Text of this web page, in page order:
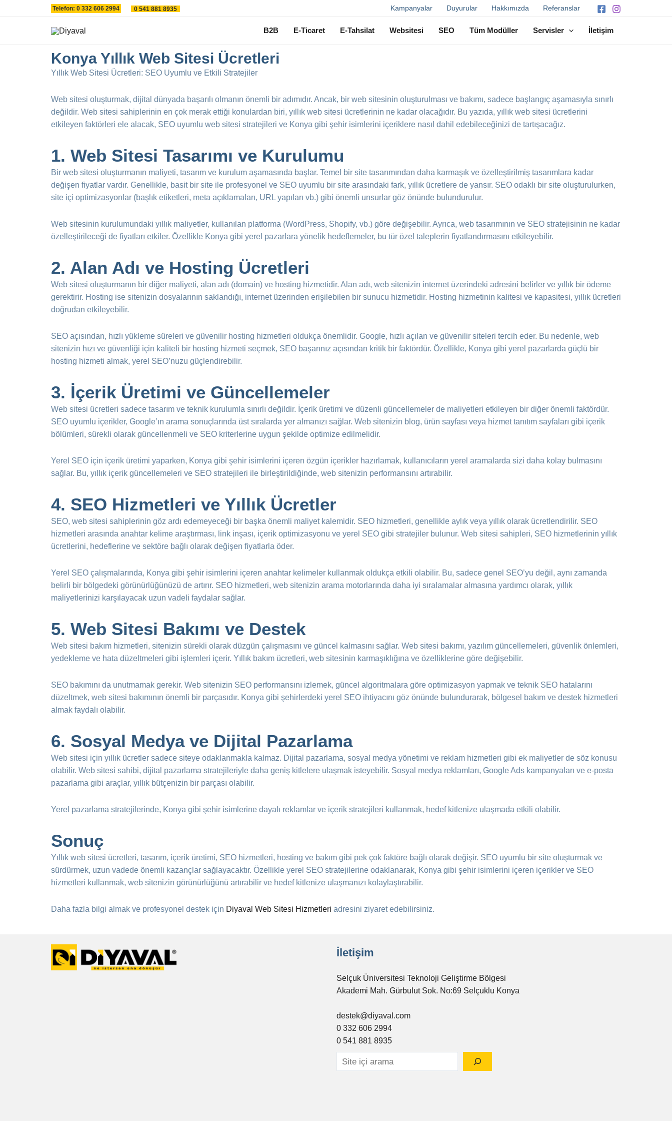
Telefon: 0 332 606 2994 0 541 881 8935 Kampanyalar Duyurular Hakkımızda Referanslar
B2B E-Ticaret E-Tahsilat Websitesi SEO Tüm Modüller Servisler İletişim
Konya Yıllık Web Sitesi Ücretleri
Yıllık Web Sitesi Ücretleri: SEO Uyumlu ve Etkili Stratejiler
Web sitesi oluşturmak, dijital dünyada başarılı olmanın önemli bir adımıdır. Ancak, bir web sitesinin oluşturulması ve bakımı, sadece başlangıç aşamasıyla sınırlı
değildir. Web sitesi sahiplerinin en çok merak ettiği konulardan biri, yıllık web sitesi ücretlerinin ne kadar olacağıdır. Bu yazıda, yıllık web sitesi ücretlerini
etkileyen faktörleri ele alacak, SEO uyumlu web sitesi stratejileri ve Konya gibi şehir isimlerini içeriklere nasıl dahil edebileceğinizi de tartışacağız.
1. Web Sitesi Tasarımı ve Kurulumu
Bir web sitesi oluşturmanın maliyeti, tasarım ve kurulum aşamasında başlar. Temel bir site tasarımından daha karmaşık ve özelleştirilmiş tasarımlara kadar
değişen fiyatlar vardır. Genellikle, basit bir site ile profesyonel ve SEO uyumlu bir site arasındaki fark, yıllık ücretlere de yansır. SEO odaklı bir site oluşturulurken,
site içi optimizasyonlar (başlık etiketleri, meta açıklamaları, URL yapıları vb.) gibi önemli unsurlar göz önünde bulundurulur.
Web sitesinin kurulumundaki yıllık maliyetler, kullanılan platforma (WordPress, Shopify, vb.) göre değişebilir. Ayrıca, web tasarımının ve SEO stratejisinin ne kadar
özelleştirileceği de fiyatları etkiler. Özellikle Konya gibi yerel pazarlara yönelik hedeflemeler, bu tür özel taleplerin fiyatlandırmasını etkileyebilir.
2. Alan Adı ve Hosting Ücretleri
Web sitesi oluşturmanın bir diğer maliyeti, alan adı (domain) ve hosting hizmetidir. Alan adı, web sitenizin internet üzerindeki adresini belirler ve yıllık bir ödeme
gerektirir. Hosting ise sitenizin dosyalarının saklandığı, internet üzerinden erişilebilen bir sunucu hizmetidir. Hosting hizmetinin kalitesi ve kapasitesi, yıllık ücretleri
doğrudan etkileyebilir.
SEO açısından, hızlı yükleme süreleri ve güvenilir hosting hizmetleri oldukça önemlidir. Google, hızlı açılan ve güvenilir siteleri tercih eder. Bu nedenle, web
sitenizin hızı ve güvenliği için kaliteli bir hosting hizmeti seçmek, SEO başarınız açısından kritik bir faktördür. Özellikle, Konya gibi yerel pazarlarda güçlü bir
hosting hizmeti almak, yerel SEO’nuzu güçlendirebilir.
3. İçerik Üretimi ve Güncellemeler
Web sitesi ücretleri sadece tasarım ve teknik kurulumla sınırlı değildir. İçerik üretimi ve düzenli güncellemeler de maliyetleri etkileyen bir diğer önemli faktördür.
SEO uyumlu içerikler, Google’ın arama sonuçlarında üst sıralarda yer almanızı sağlar. Web sitenizin blog, ürün sayfası veya hizmet tanıtım sayfaları gibi içerik
bölümleri, sürekli olarak güncellenmeli ve SEO kriterlerine uygun şekilde optimize edilmelidir.
Yerel SEO için içerik üretimi yaparken, Konya gibi şehir isimlerini içeren özgün içerikler hazırlamak, kullanıcıların yerel aramalarda sizi daha kolay bulmasını
sağlar. Bu, yıllık içerik güncellemeleri ve SEO stratejileri ile birleştirildiğinde, web sitenizin performansını artırabilir.
4. SEO Hizmetleri ve Yıllık Ücretler
SEO, web sitesi sahiplerinin göz ardı edemeyeceği bir başka önemli maliyet kalemidir. SEO hizmetleri, genellikle aylık veya yıllık olarak ücretlendirilir. SEO
hizmetleri arasında anahtar kelime araştırması, link inşası, içerik optimizasyonu ve yerel SEO gibi stratejiler bulunur. Web sitesi sahipleri, SEO hizmetlerinin yıllık
ücretlerini, hedeflerine ve sektöre bağlı olarak değişen fiyatlarla öder.
Yerel SEO çalışmalarında, Konya gibi şehir isimlerini içeren anahtar kelimeler kullanmak oldukça etkili olabilir. Bu, sadece genel SEO’yu değil, aynı zamanda
belirli bir bölgedeki görünürlüğünüzü de artırır. SEO hizmetleri, web sitenizin arama motorlarında daha iyi sıralamalar almasına yardımcı olarak, yıllık
maliyetlerinizi karşılayacak uzun vadeli faydalar sağlar.
5. Web Sitesi Bakımı ve Destek
Web sitesi bakım hizmetleri, sitenizin sürekli olarak düzgün çalışmasını ve güncel kalmasını sağlar. Web sitesi bakımı, yazılım güncellemeleri, güvenlik önlemleri,
yedekleme ve hata düzeltmeleri gibi işlemleri içerir. Yıllık bakım ücretleri, web sitesinin karmaşıklığına ve özelliklerine göre değişebilir.
SEO bakımını da unutmamak gerekir. Web sitenizin SEO performansını izlemek, güncel algoritmalara göre optimizasyon yapmak ve teknik SEO hatalarını
düzeltmek, web sitesi bakımının önemli bir parçasıdır. Konya gibi şehirlerdeki yerel SEO ihtiyacını göz önünde bulundurarak, bölgesel bakım ve destek hizmetleri
almak faydalı olabilir.
6. Sosyal Medya ve Dijital Pazarlama
Web sitesi için yıllık ücretler sadece siteye odaklanmakla kalmaz. Dijital pazarlama, sosyal medya yönetimi ve reklam hizmetleri gibi ek maliyetler de söz konusu
olabilir. Web sitesi sahibi, dijital pazarlama stratejileriyle daha geniş kitlelere ulaşmak isteyebilir. Sosyal medya reklamları, Google Ads kampanyaları ve e-posta
pazarlama gibi araçlar, yıllık bütçenizin bir parçası olabilir.
Yerel pazarlama stratejilerinde, Konya gibi şehir isimlerine dayalı reklamlar ve içerik stratejileri kullanmak, hedef kitlenize ulaşmada etkili olabilir.
Sonuç
Yıllık web sitesi ücretleri, tasarım, içerik üretimi, SEO hizmetleri, hosting ve bakım gibi pek çok faktöre bağlı olarak değişir. SEO uyumlu bir site oluşturmak ve
sürdürmek, uzun vadede önemli kazançlar sağlayacaktır. Özellikle yerel SEO stratejilerine odaklanarak, Konya gibi şehir isimlerini içeren içerikler ve SEO
hizmetleri kullanmak, web sitenizin görünürlüğünü artırabilir ve hedef kitlenize ulaşmanızı kolaylaştırabilir.
Daha fazla bilgi almak ve profesyonel destek için Diyaval Web Sitesi Hizmetleri adresini ziyaret edebilirsiniz.
İletişim
Selçuk Üniversitesi Teknoloji Geliştirme Bölgesi
Akademi Mah. Gürbulut Sok. No:69 Selçuklu Konya
destek@diyaval.com
0 332 606 2994
0 541 881 8935